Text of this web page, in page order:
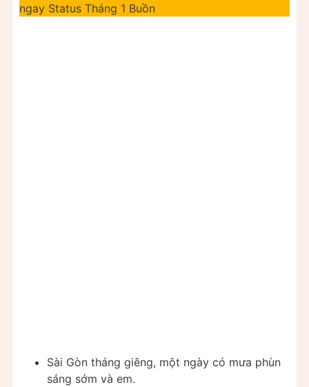
ngay Status Tháng 1 Buồn
Sài Gòn tháng giêng, một ngày có mưa phùn
sáng sớm và em.